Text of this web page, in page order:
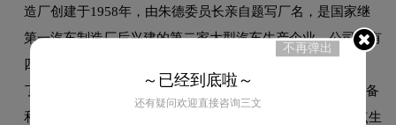
造厂创建于1958年，由朱德委员长亲自题写厂名，是国家继
第一汽车制造厂后兴建的第二家大型汽车生产企业。公司拥有
四十余年的轻型越野车和卡车开发生产历史，为公司赢得
了"越野世家"的美名。公司以越野车为基础，以满足军队装备
和市场需求为目标，不断拓展产品系列，成为国家军车定点生
不再弹出
～已经到底啦～
还有疑问欢迎直接咨询三文